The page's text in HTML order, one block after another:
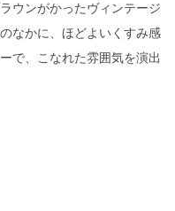
ウンがかったヴィンテージ
なかに、ほどよいくすみ感
で、こなれた雰囲気を演出